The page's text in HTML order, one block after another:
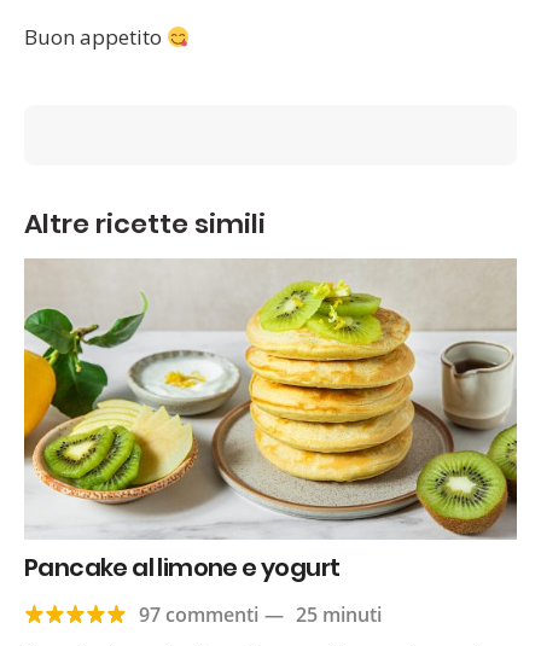
Buon appetito
Altre ricette simili
Pancake al limone e yogurt
97 commenti — 25 minuti